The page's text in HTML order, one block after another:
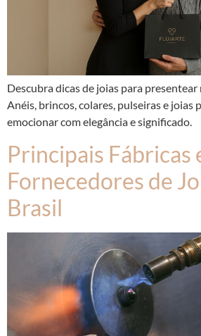
Descubra dicas de joias para presentear
Anéis, brincos, colares, pulseiras e joias
emocionar com elegância e significado.
Principais Fábricas
Fornecedores de
Brasil